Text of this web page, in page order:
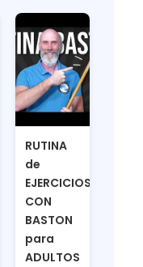
RUTINA
de
EJERCICIOS
CON
BASTON
para
ADULTOS